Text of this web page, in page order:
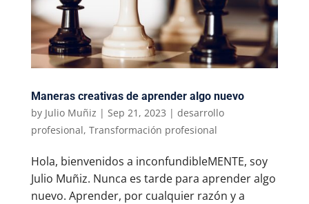
Maneras creativas de aprender algo nuevo
by Julio Muñiz | Sep 21, 2023 | desarrollo
profesional, Transformación profesional
Hola, bienvenidos a inconfundibleMENTE, soy
Julio Muñiz. Nunca es tarde para aprender algo
nuevo. Aprender, por cualquier razón y a